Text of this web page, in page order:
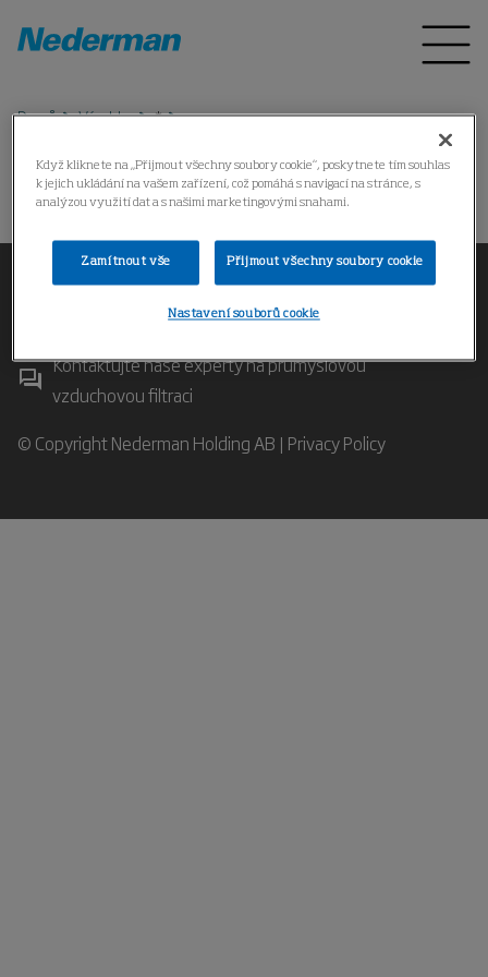
Domů Výrobky *
Došlo k chybě.
Kontaktujte naše experty na průmyslovou
vzduchovou filtraci
© Copyright Nederman Holding AB | Privacy Policy
Když kliknete na „Přijmout všechny soubory cookie“, poskytnete tím souhlas
k jejich ukládání na vašem zařízení, což pomáhá s navigací na stránce, s
analýzou využití dat a s našimi marketingovými snahami.
Zamítnout vše Přijmout všechny soubory cookie
Nastavení souborů cookie